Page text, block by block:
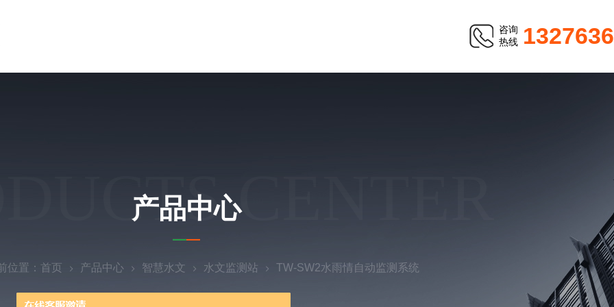
咨询
热线
CENTER
产品中心
位置： 首页 产品中心 智慧水文 水文监测站 TW-SW2水雨情自动监测系统